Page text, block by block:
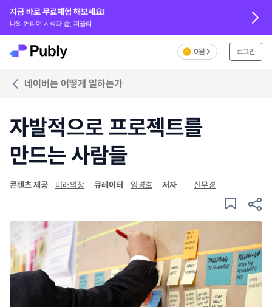
지금 바로 무료체험 해보세요!
나의 커리어 시작과 끝, 퍼블리
0원 로그인
네이버는 어떻게 일하는가
자발적으로 프로젝트를
만드는 사람들
콘텐츠 제공 미래의창 큐레이터 임경호 저자 신무경